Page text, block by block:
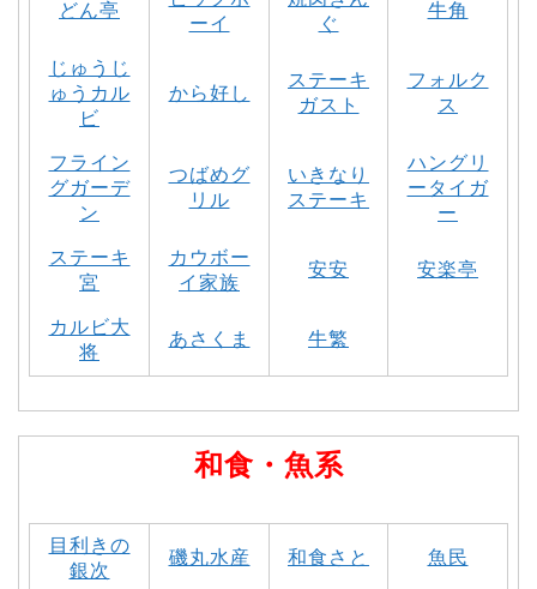
どん亭
ーイ
ぐ
牛角
じゅうじ
ゅうカル
ビ
から好し
ステーキ
ガスト
フォルク
ス
フライン
グガーデ
ン
つばめグ
リル
いきなり
ステーキ
ハングリ
ータイガ
ー
ステーキ
宮
カウボー
イ家族
安安 安楽亭
カルビ大
将
あさくま 牛繁
和食・魚系
目利きの
銀次
磯丸水産 和食さと 魚民